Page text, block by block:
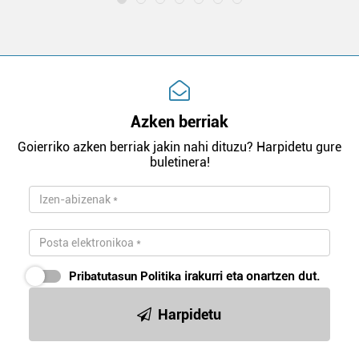
Azken berriak
Goierriko azken berriak jakin nahi dituzu? Harpidetu gure
buletinera!
Pribatutasun Politika irakurri eta onartzen dut.
Harpidetu